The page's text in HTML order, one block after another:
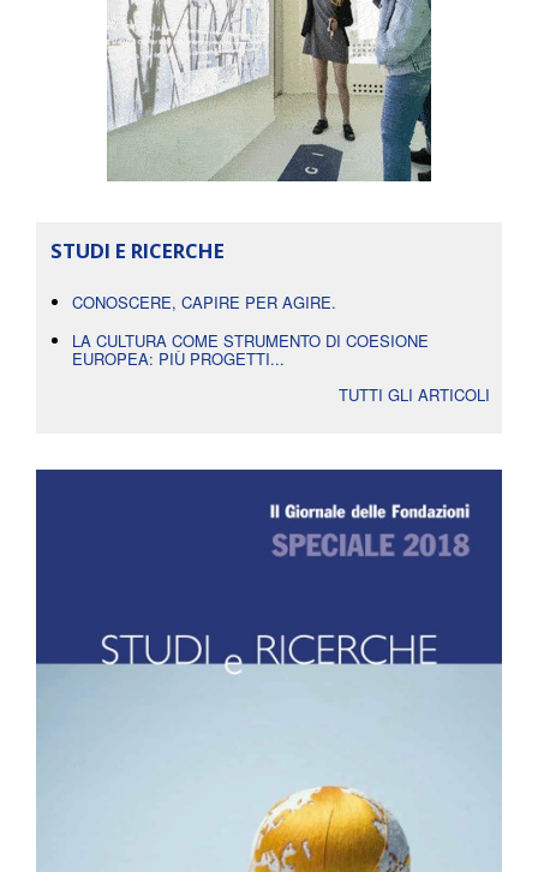
STUDI E RICERCHE
CONOSCERE, CAPIRE PER AGIRE.
LA CULTURA COME STRUMENTO DI COESIONE
EUROPEA: PIÙ PROGETTI...
TUTTI GLI ARTICOLI